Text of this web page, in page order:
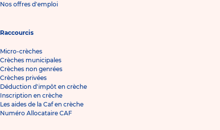
Nos offres d'emploi
Raccourcis
Micro-crèches
Crèches municipales
Crèches non genrées
Crèches privées
Déduction d'impôt en crèche
Inscription en crèche
Les aides de la Caf en crèche
Numéro Allocataire CAF